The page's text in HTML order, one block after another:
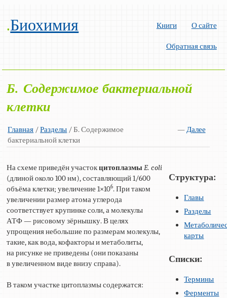
.Биохимия Книги О сайте
Обратная связь
Б. Содержимое бактериальной
клетки
Главная / —Далее
Разделы / Б. Содержимое
бактериальной клетки
На схеме приведён участокцитоплазмыE. coli
(длиной около 100 нм), составляющий 1/600
объёма клетки; увеличение 1×106. При таком
увеличении размер атома углерода
соответствует крупинке соли, а молекулы
АТФ — рисовому зёрнышку. В целях
упрощения небольшие по размерам молекулы,
такие, как вода, кофакторы и метаболиты,
на рисунке не приведены (они показаны
в увеличенном виде внизу справа).
В таком участке цитоплазмы содержатся:
Структура:
Главы
Разделы
карты
Списки:
Термины
Ферменты